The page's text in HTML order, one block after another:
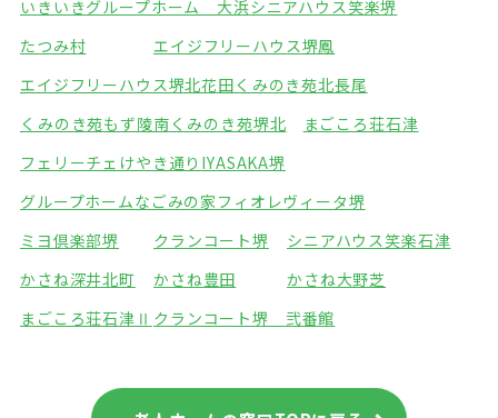
いきいきグループホーム 大浜シニアハウス笑楽堺
たつみ村
エイジフリーハウス堺鳳
エイジフリーハウス堺北花田 くみのき苑北長尾
くみのき苑もず陵南 くみのき苑堺北
まごころ荘石津
フェリーチェけやき通り IYASAKA堺
グループホームなごみの家フィオレヴィータ堺
ミヨ倶楽部堺
クランコート堺
シニアハウス笑楽石津
かさね深井北町
かさね豊田
かさね大野芝
まごころ荘石津Ⅱ クランコート堺 弐番館